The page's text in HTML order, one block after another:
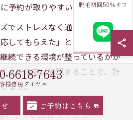
予約が取りやすい傾向です。
でストレスなく通えた」「急な
してもらえた」といった利用者
続できる環境が整っているかが
さを事前に確認することで、計
ます。
いやすい施術スケジュール
脱毛初回50％オフ
6618-7643
様専用ダイヤル
ご予約はこちら